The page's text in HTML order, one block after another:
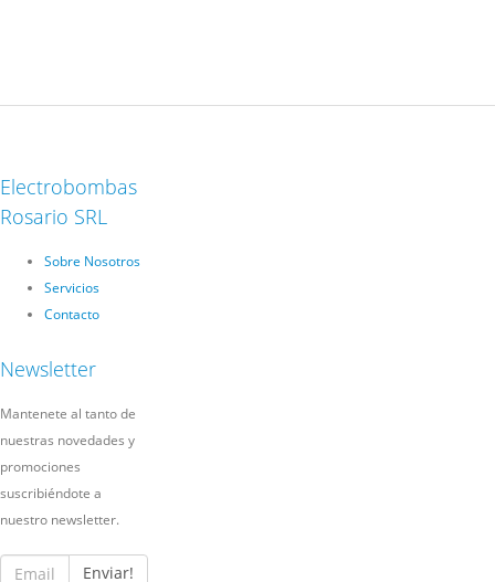
Electrobombas
Rosario SRL
Sobre Nosotros
Servicios
Contacto
Newsletter
Mantenete al tanto de
nuestras novedades y
promociones
suscribiéndote a
nuestro newsletter.
Enviar!